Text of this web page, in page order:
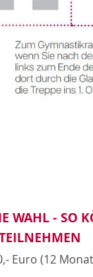
WAHL - SO
Euro (12